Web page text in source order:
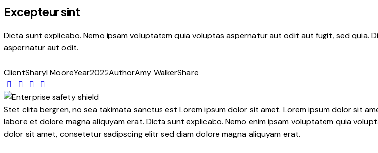
Excepteur sint
Dicta sunt explicabo. Nemo ipsam voluptatem quia voluptas aspernatur aut odit aut fugit, sed quia.
aspernatur aut odit.
ClientSharyl MooreYear2022AuthorAmy WalkerShare
Stet clita bergren, no sea takimata sanctus est Lorem ipsum dolor sit amet. Lorem ipsum dolor sit
labore et dolore magna aliquyam erat. Dicta sunt explicabo. Nemo enim ipsam voluptatem quia
dolor sit amet, consetetur sadipscing elitr sed diam dolore magna aliquyam erat.